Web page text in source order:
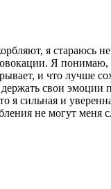
я стараюсь
Я понимаю,
и что лучше
свои эмоции
я сильная и
не могут меня